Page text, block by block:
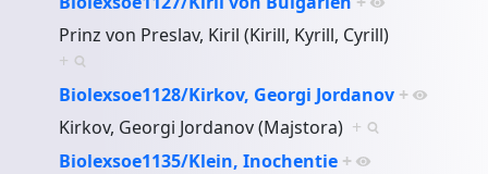
Prinz von Preslav, Kiril (Kirill, Kyrill, Cyrill)
+
Biolexsoe1128/Kirkov, Georgi Jordanov +
Kirkov, Georgi Jordanov (Majstora) +
Biolexsoe1135/Klein, Inochentie +